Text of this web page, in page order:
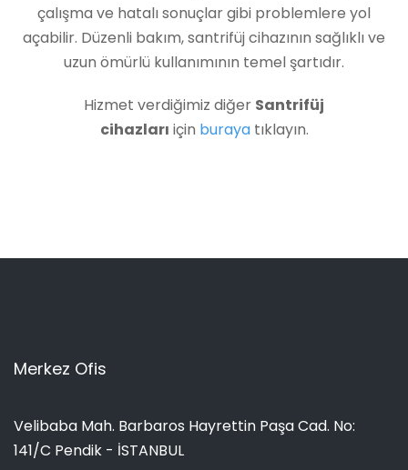
çalışma ve hatalı sonuçlar gibi problemlere yol
açabilir. Düzenli bakım, santrifüj cihazının sağlıklı ve
uzun ömürlü kullanımının temel şartıdır.
Hizmet verdiğimiz diğer Santrifüj
cihazları için burayatıklayın.
Merkez Ofis
Velibaba Mah. Barbaros Hayrettin Paşa Cad. No:
141/C Pendik - İSTANBUL